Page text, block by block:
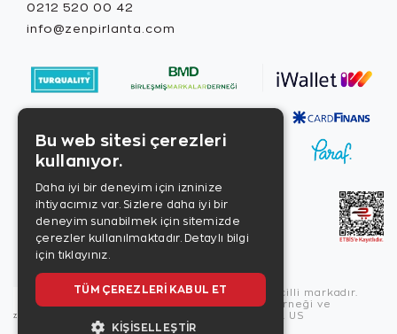
0212 520 00 42
info@zenpirlanta.com
Copyright © 2026, Zen Diamond tescilli markadır.
Zen Diamond Birleşmiş Markalar Derneği ve
Turquality Destek Programı üyesidir. US
Bu web sitesi çerezleri
kullanıyor.
Daha iyi bir deneyim için izninize
ihtiyacımız var. Sizlere daha iyi bir
deneyim sunabilmek için sitemizde
çerezler kullanılmaktadır. Detaylı bilgi
için tıklayınız.
TÜM ÇEREZLERI KABUL ET
KIŞISELLEŞTIR